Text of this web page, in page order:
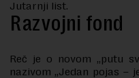
Jutarnji list.
Razvojni fond
Reč je o novom „putu
nazivom „Jedan pojas –